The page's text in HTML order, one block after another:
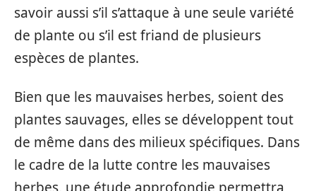
savoir aussi s’il s’attaque à une seule variété
de plante ou s’il est friand de plusieurs
espèces de plantes.
Bien que les mauvaises herbes, soient des
plantes sauvages, elles se développent tout
de même dans des milieux spécifiques. Dans
le cadre de la lutte contre les mauvaises
herbes, une étude approfondie permettra